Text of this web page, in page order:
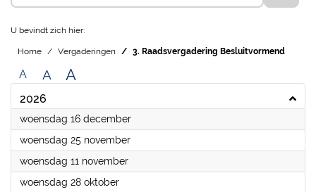
U bevindt zich hier:
Home Vergaderingen 3. Raadsvergadering Besluitvormend
A A A
2026
woensdag 16 december2026
woensdag 25 november2026
woensdag 11 november2026
woensdag 28 oktober2026